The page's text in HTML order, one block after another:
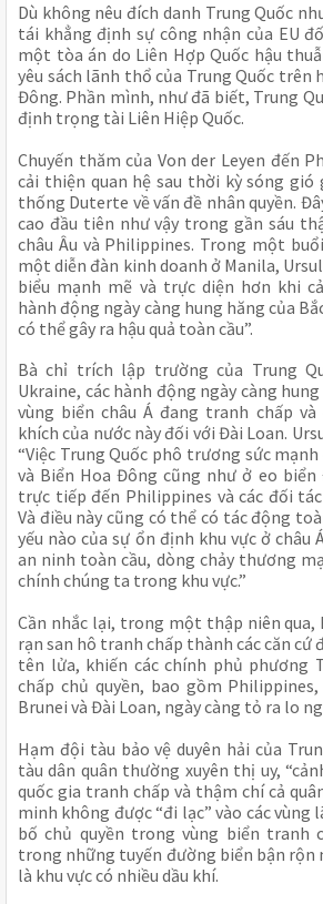
Dù không nêu đích danh Trung Quốc
tái khẳng định sự công nhận của EU
một tòa án do Liên Hợp Quốc hậu
yêu sách lãnh thổ của Trung Quốc trên
Đông. Phần mình, như đã biết, Trung
định trọng tài Liên Hiệp Quốc.
Chuyến thăm của Von der Leyen đến
cải thiện quan hệ sau thời kỳ sóng gió
thống Duterte về vấn đề nhân quyền.
cao đầu tiên như vậy trong gần sáu
châu Âu và Philippines. Trong một
một diễn đàn kinh doanh ở Manila,
biểu mạnh mẽ và trực diện hơn khi
hành động ngày càng hung hăng của
có thể gây ra hậu quả toàn cầu”.
Bà chỉ trích lập trường của Trung
Ukraine, các hành động ngày càng
vùng biển châu Á đang tranh chấp
khích của nước này đối với Đài Loan.
“Việc Trung Quốc phô trương sức
và Biển Hoa Đông cũng như ở eo
trực tiếp đến Philippines và các đối
Và điều này cũng có thể có tác động
yếu nào của sự ổn định khu vực ở châu
an ninh toàn cầu, dòng chảy thương
chính chúng ta trong khu vực.”
Cần nhắc lại, trong một thập niên qua,
rạn san hô tranh chấp thành các căn cứ
tên lửa, khiến các chính phủ phương
chấp chủ quyền, bao gồm
Brunei và Đài Loan, ngày càng tỏ ra lo
Hạm đội tàu bảo vệ duyên hải của
tàu dân quân thường xuyên thị uy,
quốc gia tranh chấp và thậm chí cả
minh không được “đi lạc” vào các vùng
bố chủ quyền trong vùng biển tranh
trong những tuyến đường biển bận rộn
là khu vực có nhiều dầu khí.